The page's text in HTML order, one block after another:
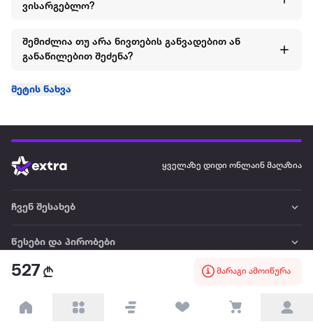
527 მარაგი ამოიწურა
ვისარგებლო?
შემიძლია თუ არა ნივთების განვადებით ან
განაწილებით შეძენა?
მეტის ნახვა
ყველაზე დიდი ონლაინ მაღაზია
ჩვენ შესახებ
წესები და პირობები
პარტნიორებისთვის
ტრენდული